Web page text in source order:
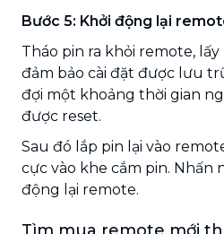
Bước 5: Khởi động lại
Tháo pin ra khỏi remote,
đảm bảo cài đặt được lưu
đợi một khoảng thời gian
được reset.
Sau đó lắp pin lại vào
cực vào khe cắm pin. Nhấn
động lại remote.